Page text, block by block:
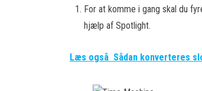
For at komme i gang skal du
hjælp af Spotlight.
Læs også Sådan konverteres